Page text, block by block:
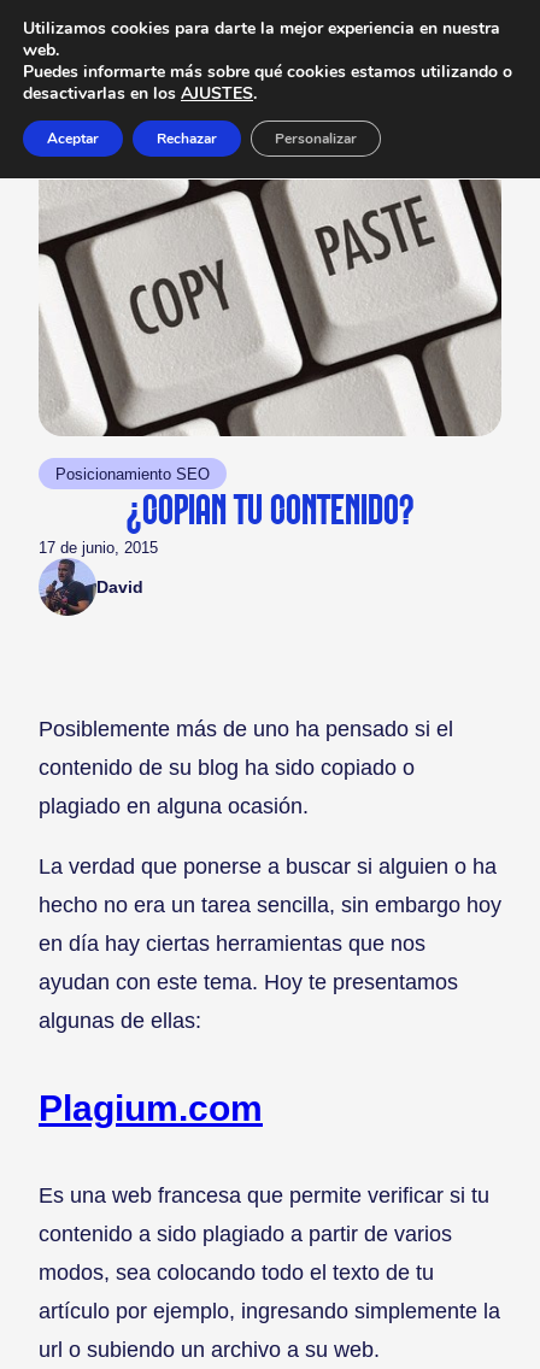
Posicionamiento SEO
¿COPIAN TU CONTENIDO?
17 de junio, 2015
David
Posiblemente más de uno ha pensado si el
contenido de su blog ha sido copiado o
plagiado en alguna ocasión.
La verdad que ponerse a buscar si alguien o ha
hecho no era un tarea sencilla, sin embargo hoy
en día hay ciertas herramientas que nos
ayudan con este tema. Hoy te presentamos
algunas de ellas:
Plagium.com
Es una web francesa que permite verificar si tu
contenido a sido plagiado a partir de varios
modos, sea colocando todo el texto de tu
artículo por ejemplo, ingresando simplemente la
url o subiendo un archivo a su web.
Utilizamos cookies para darte la mejor experiencia en nuestra
web.
Puedes informarte más sobre qué cookies estamos utilizando o
desactivarlas en los AJUSTES.
Aceptar Rechazar Personalizar